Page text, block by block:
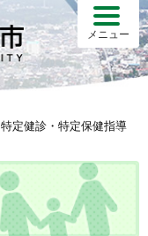
メニュー
特定健診・特定保健指導